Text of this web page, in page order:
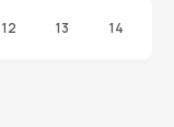
12 13 14